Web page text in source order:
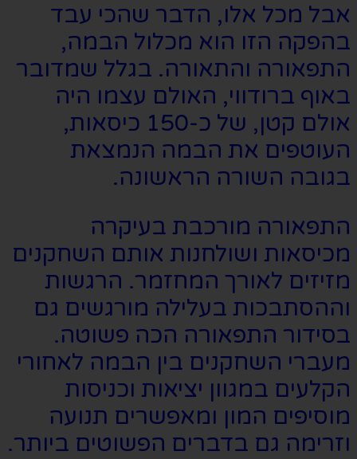
אבל מכל אלו, הדבר שהכי עבד
בהפקה הזו הוא מכלול הבמה,
התפאורה והתאורה. בגלל שמדובר
באוף ברודווי, האולם עצמו היה
אולם קטן, של כ-150 כיסאות,
העוטפים את הבמה הנמצאת
בגובה השורה הראשונה.
התפאורה מורכבת בעיקרה
מכיסאות ושולחנות אותם השחקנים
מזיזים לאורך המחזמר. הרגשות
וההסתבכות בעלילה מורגשים גם
בסידור התפאורה הכה פשוטה.
מעברי השחקנים בין הבמה לאחורי
הקלעים במגוון יציאות וכניסות
מוסיפים המון ומאפשרים תנועה
וזרימה גם בדברים הפשוטים ביותר.